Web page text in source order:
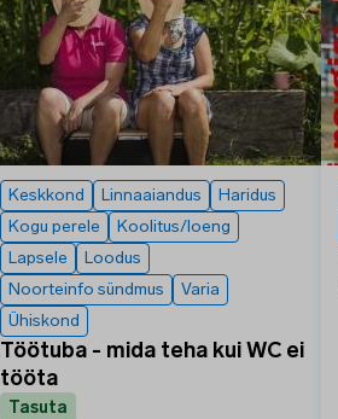
Keskkond Linnaaiandus
Haridus
Kogu perele
Koolitus/loeng
Lapsele
Loodus
Noorteinfo sündmus
Varia
Ühiskond
Töötuba - mida teha kui WC ei
tööta
Tasuta